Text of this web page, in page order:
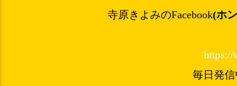
寺原きよみのFacebook(ホ
https://
毎日発